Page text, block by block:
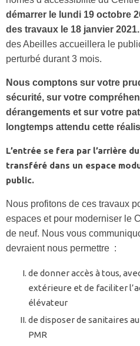
démarrer le lundi 19 octobre
des travaux le 18 janvier 2021.
des Abeilles accueillera le
perturbé durant 3 mois.
Nous comptons sur votre
sécurité, sur votre
dérangements et sur votre
longtemps attendu cette
L’entrée se fera par l’arrière
transféré dans un espace
public.
Nous profitons de ces travaux
espaces et pour moderniser le
de neuf. Nous vous
devraient nous permettre :
de donner accès à tous,
extérieure et de faciliter
élévateur
de disposer de sanitaires
PMR